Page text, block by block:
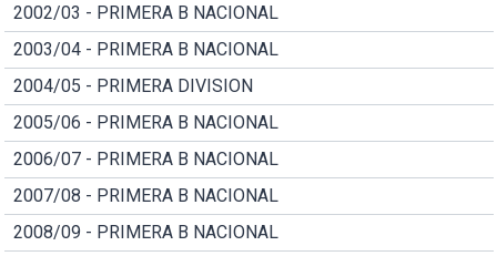
2002/03 - PRIMERA B NACIONAL
2003/04 - PRIMERA B NACIONAL
2004/05 - PRIMERA DIVISION
2005/06 - PRIMERA B NACIONAL
2006/07 - PRIMERA B NACIONAL
2007/08 - PRIMERA B NACIONAL
2008/09 - PRIMERA B NACIONAL